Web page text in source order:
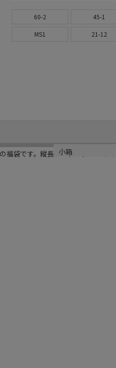
60-2 45-1
MS1 21-12
福袋です。縦長のスタンダード
ブランド名
メーカー品番
サイズ
材質
生産国
小箱